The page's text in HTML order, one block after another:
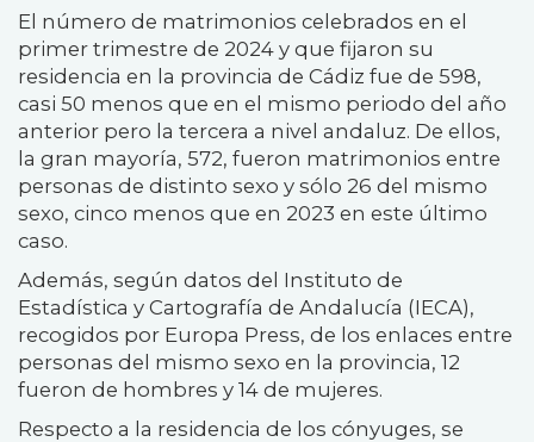
El número de matrimonios celebrados en el
primer trimestre de 2024 y que fijaron su
residencia en la provincia de Cádiz fue de 598,
casi 50 menos que en el mismo periodo del año
anterior pero la tercera a nivel andaluz. De ellos,
la gran mayoría, 572, fueron matrimonios entre
personas de distinto sexo y sólo 26 del mismo
sexo, cinco menos que en 2023 en este último
caso.
Además, según datos del Instituto de
Estadística y Cartografía de Andalucía (IECA),
recogidos por Europa Press, de los enlaces entre
personas del mismo sexo en la provincia, 12
fueron de hombres y 14 de mujeres.
Respecto a la residencia de los cónyuges, se